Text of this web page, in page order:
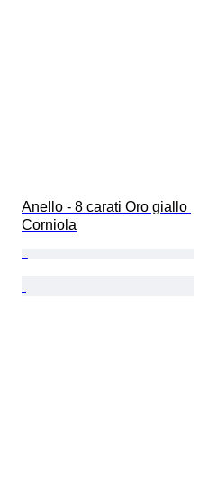
Anello - 8 carati Oro giallo
Corniola